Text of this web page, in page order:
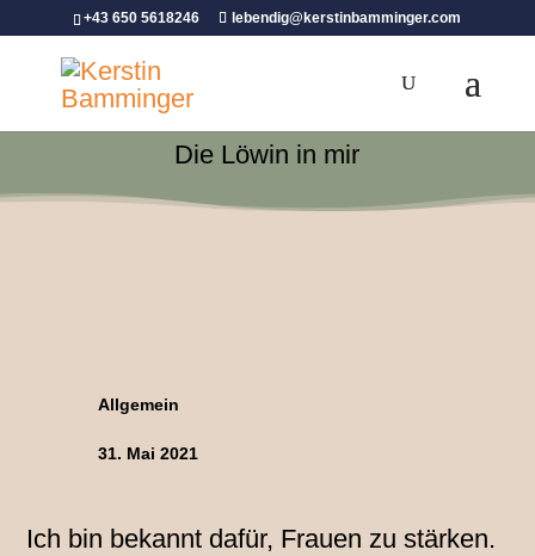
+43 650 5618246 lebendig@kerstinbamminger.com
Die Löwin in mir
Allgemein
31. Mai 2021
Ich bin bekannt dafür, Frauen zu stärken.